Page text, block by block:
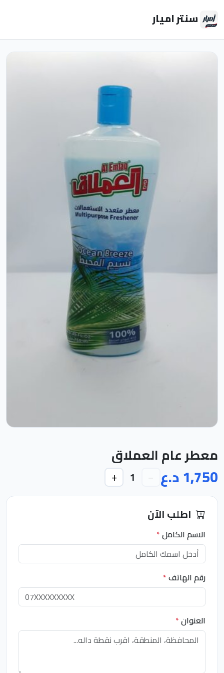
سنتر اميار
معطر عام العملاق
1,750 د.ع −
1
+
اطلب الآن
الاسم الكامل*
رقم الهاتف*
العنوان*